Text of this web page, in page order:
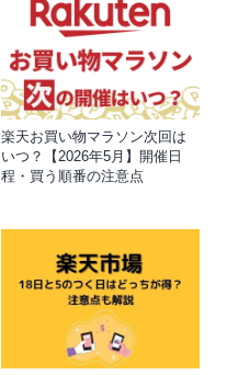
楽天お買い物マラソン次回は
いつ？【2026年5月】開催日
程・買う順番の注意点